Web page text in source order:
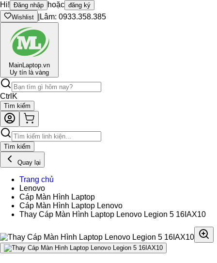
Hi! Đăng nhập hoặc đăng ký
Wishlist
Lâm: 0933.358.385
MainLaptop.vn
Uy tín là vàng
Ctrl K
Tìm kiếm
Tìm kiếm
Quay lại
Trang chủ
Lenovo
Cáp Màn Hình Laptop
Cáp Màn Hình Laptop Lenovo
Thay Cáp Màn Hình Laptop Lenovo Legion 5 16IAX10